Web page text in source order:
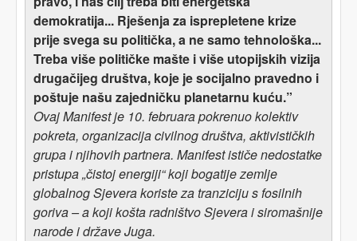
demokratija... Rješenja za isprepletene krize
prije svega su politička, a ne samo tehnološka...
Treba više političke mašte i više utopijskih vizija
drugačijeg društva, koje je socijalno pravedno i
poštuje našu zajedničku planetarnu kuću.”
Ovaj Manifest je 10. februara pokrenuo kolektiv
pokreta, organizacija civilnog društva, aktivističkih
grupa i njihovih partnera. Manifest ističe nedostatke
pristupa „čistoj energiji“ koji bogatije zemlje
globalnog Sjevera koriste za tranziciju s fosilnih
goriva – a koji košta radništvo Sjevera i siromašnije
narode i države Juga.